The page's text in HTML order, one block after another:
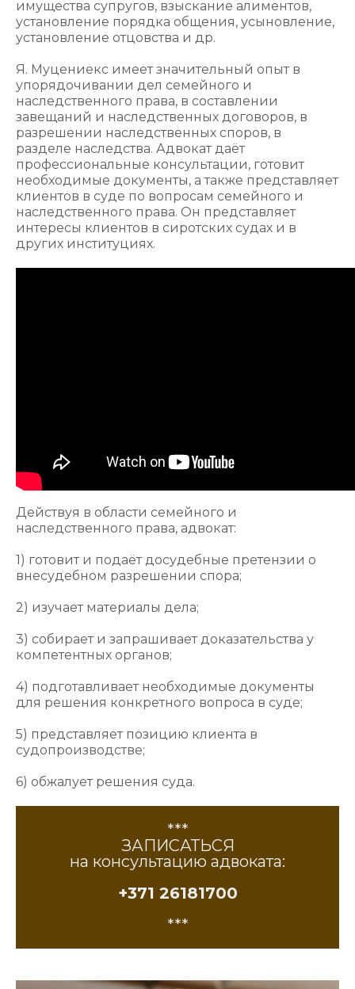
имущества супругов, взыскание алиментов,
установление порядка общения, усыновление,
установление отцовства и др.
Я. Муцениекс имеет значительный опыт в
упорядочивании дел семейного и
наследственного права, в составлении
завещаний и наследственных договоров, в
разрешении наследственных споров, в
разделе наследства. Адвокат даёт
профессиональные консультации, готовит
необходимые документы, а также представляет
клиентов в суде по вопросам семейного и
наследственного права. Он представляет
интересы клиентов в сиротских судах и в
других институциях.
Действуя в области семейного и
наследственного права, адвокат:
1) готовит и подаёт досудебные претензии о
внесудебном разрешении спора;
2) изучает материалы дела;
3) собирает и запрашивает доказательства у
компетентных органов;
4) подготавливает необходимые документы
для решения конкретного вопроса в суде;
5) представляет позицию клиента в
судопроизводстве;
6) обжалует решения суда.
***
ЗАПИСАТЬСЯ
на консультацию адвоката:
+371 26181700
***